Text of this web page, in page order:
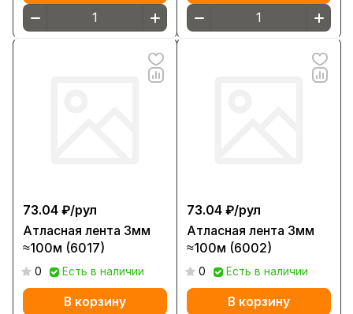
73.04 ₽/рул
Атласная лента 3мм
≈100м (6017)
0 Есть в наличии
В корзину
73.04 ₽/рул
Атласная лента 3мм
≈100м (6002)
0 Есть в наличии
В корзину